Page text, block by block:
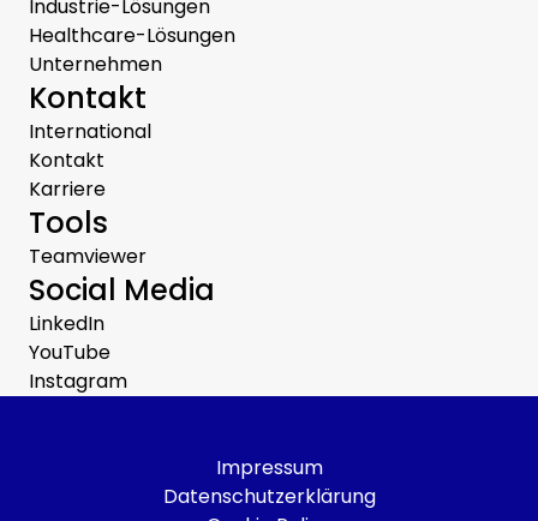
Industrie-Lösungen
Healthcare-Lösungen
Unternehmen
Kontakt
International
Kontakt
Karriere
Tools
Teamviewer
Social Media
LinkedIn
YouTube
Instagram
Impressum
Datenschutzerklärung